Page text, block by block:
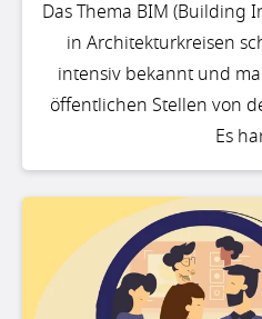
Das Thema BIM (Building
in Architekturkreisen
intensiv bekannt und
öffentlichen Stellen von
Es